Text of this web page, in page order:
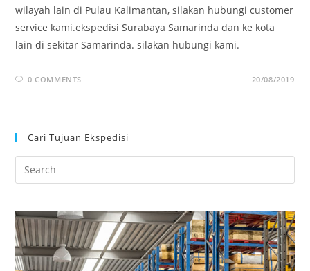
wilayah lain di Pulau Kalimantan, silakan hubungi customer
service kami.ekspedisi Surabaya Samarinda dan ke kota
lain di sekitar Samarinda. silakan hubungi kami.
0 COMMENTS 20/08/2019
Cari Tujuan Ekspedisi